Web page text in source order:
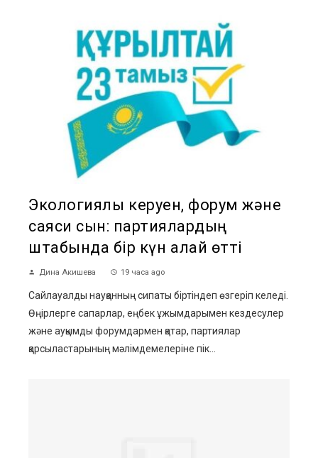
Экологиялық керуен, форум және
саяси сын: партиялардың
штабында бір күн қалай өтті
Дина Акишева 19 часа ago
Сайлауалды науқанның сипаты біртіндеп өзгеріп келеді.
Өңірлерге сапарлар, еңбек ұжымдарымен кездесулер
және ауқымды форумдармен қатар, партиялар
қарсыластарының мәлімдемелеріне пік...